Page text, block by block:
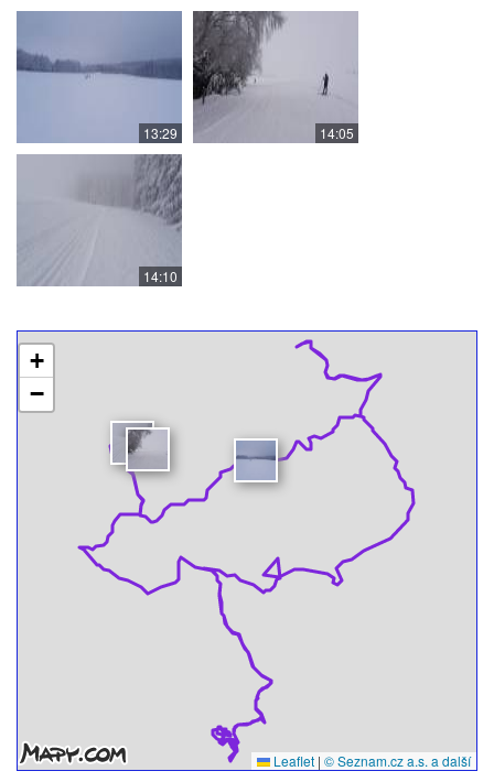
13:29 14:05
14:10
+
−
Leaflet | © Seznam.cz a.s. a další